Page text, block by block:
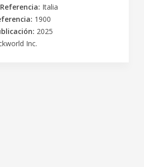
: Italia
: 1900
: 2025
Inc.